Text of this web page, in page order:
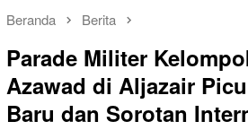
Beranda Berita
Parade Militer
Azawad di Aljazair
Baru dan Sorotan